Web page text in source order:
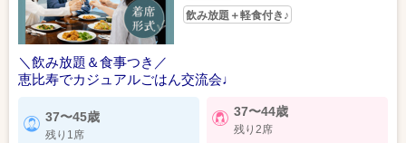
飲み放題＋軽食付き♪
＼飲み放題＆食事つき／
恵比寿でカジュアルごはん交流会♩
37〜45歳
残り1席
37〜44歳
残り2席